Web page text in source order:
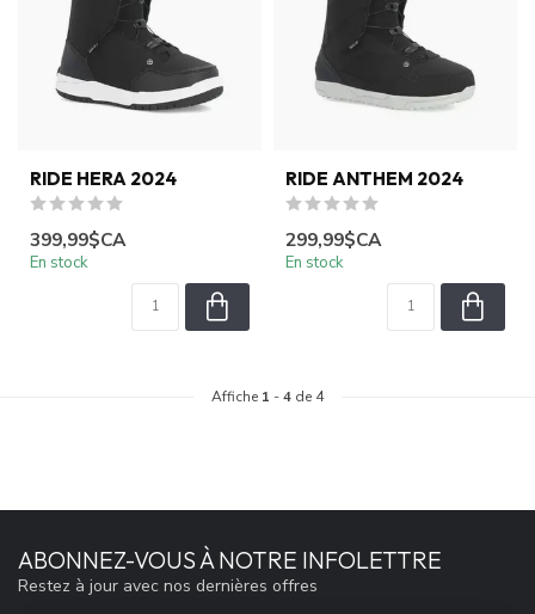
RIDE HERA 2024
399,99$CA
En stock
RIDE ANTHEM 2024
299,99$CA
En stock
Affiche 1 -4 de 4
ABONNEZ-VOUS À NOTRE INFOLETTRE
Restez à jour avec nos dernières offres